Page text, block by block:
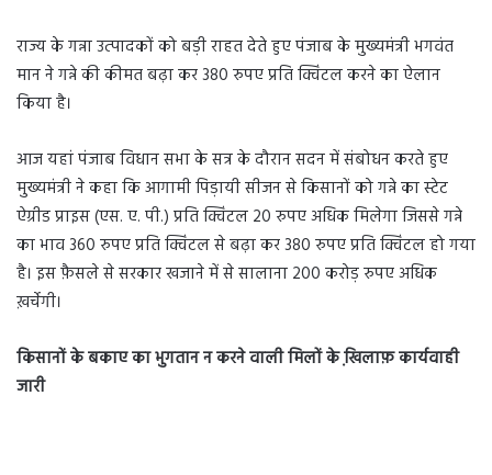
राज्य के गन्ना उत्पादकों को बड़ी राहत देते हुए पंजाब के मुख्यमंत्री भगवंत
मान ने गन्ने की कीमत बढ़ा कर 380 रुपए प्रति क्विंटल करने का ऐलान
किया है।
आज यहां पंजाब विधान सभा के सत्र के दौरान सदन में संबोधन करते हुए
मुख्यमंत्री ने कहा कि आगामी पिड़ायी सीजन से किसानों को गन्ने का स्टेट
ऐग्रीड प्राइस (एस. ए. पी.) प्रति क्विंटल 20 रुपए अधिक मिलेगा जिससे गन्ने
का भाव 360 रुपए प्रति क्विंटल से बढ़ा कर 380 रुपए प्रति क्विंटल हो गया
है। इस फ़ैसले से सरकार खजाने में से सालाना 200 करोड़ रुपए अधिक
ख़र्चेगी।
किसानों के बकाए का भुगतान न करने वाली मिलों के खि़लाफ़ कार्यवाही
जारी